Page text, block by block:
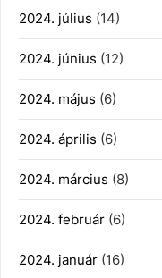
2024. július (14)
2024. június (12)
2024. május (6)
2024. április (6)
2024. március (8)
2024. február (6)
2024. január (16)